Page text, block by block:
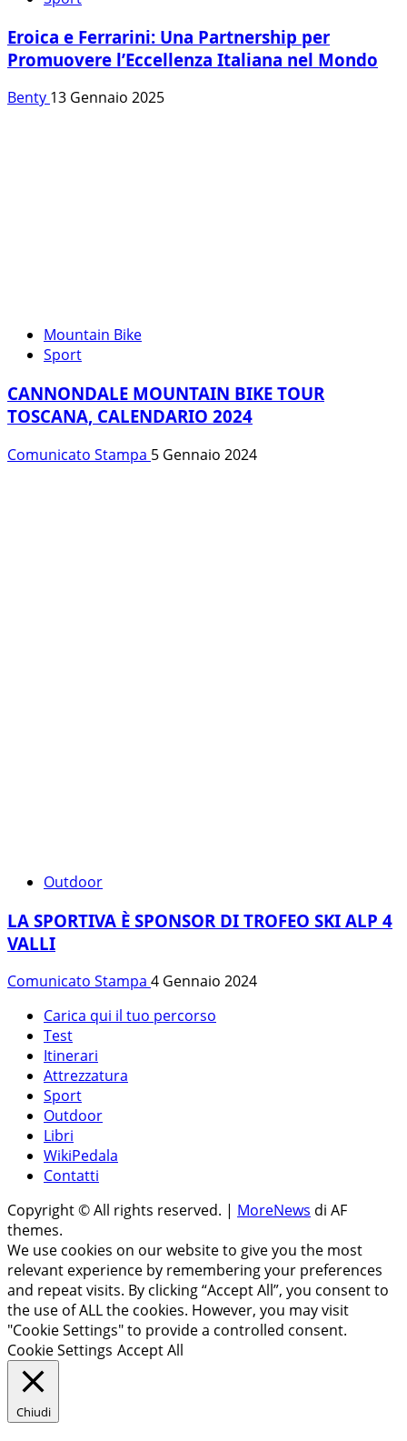
Eroica e Ferrarini: Una Partnership per
Promuovere l’Eccellenza Italiana nel Mondo
Benty 13 Gennaio 2025
Mountain Bike
Sport
CANNONDALE MOUNTAIN BIKE TOUR
TOSCANA, CALENDARIO 2024
Comunicato Stampa 5 Gennaio 2024
Outdoor
LA SPORTIVA È SPONSOR DI TROFEO SKI ALP 4
VALLI
Comunicato Stampa 4 Gennaio 2024
Carica qui il tuo percorso
Test
Itinerari
Attrezzatura
Sport
Outdoor
Libri
WikiPedala
Contatti
Copyright © All rights reserved. | MoreNews di AF
themes.
We use cookies on our website to give you the most
relevant experience by remembering your preferences
and repeat visits. By clicking “Accept All”, you consent to
the use of ALL the cookies. However, you may visit
"Cookie Settings" to provide a controlled consent.
Cookie Settings Accept All
Chiudi